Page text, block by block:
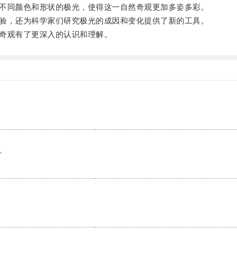
颜色和形状的极光，使得这一自然奇观更加多姿多彩。
还为科学家们研究极光的成因和变化提供了新的工具。
有了更深入的认识和理解。